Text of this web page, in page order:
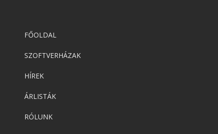
FŐOLDAL
SZOFTVERHÁZAK
HÍREK
ÁRLISTÁK
RÓLUNK